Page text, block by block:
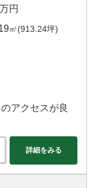
万円
㎡(913.24坪)
アクセスが良
詳細をみる